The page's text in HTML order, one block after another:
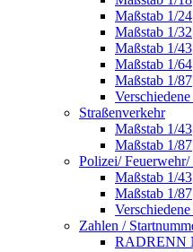
Maßstab 1/24
Maßstab 1/32
Maßstab 1/43
Maßstab 1/64
Maßstab 1/87
Straßenverkehr
Maßstab 1/43
Maßstab 1/87
Polizei/
Maßstab 1/43
Maßstab 1/87
Zahlen /
RADRENN